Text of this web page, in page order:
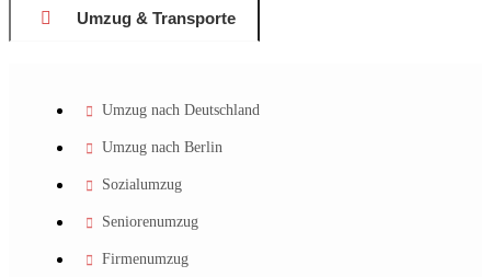
Umzug & Transporte
Umzug nach Deutschland
Umzug nach Berlin
Sozialumzug
Seniorenumzug
Firmenumzug